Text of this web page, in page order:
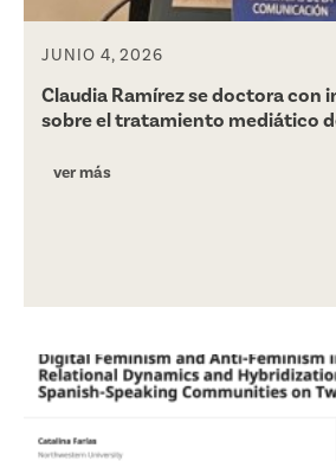
JUNIO 4, 2026
Claudia Ramírez se doctora con
sobre el tratamiento mediático
ver más